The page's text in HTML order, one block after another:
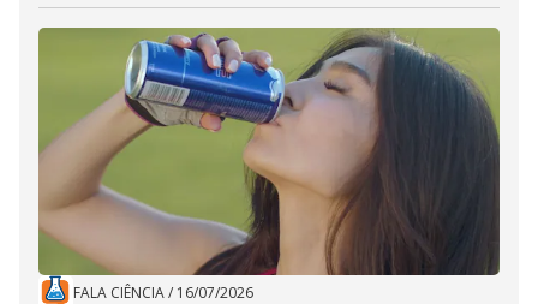
FALA CIÊNCIA/ 16/07/2026